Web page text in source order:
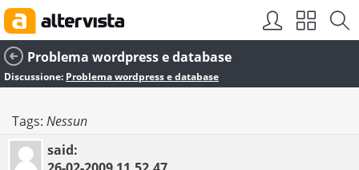
Problema wordpress e database
Discussione: Problema wordpress e database
Tags: Nessun
said: